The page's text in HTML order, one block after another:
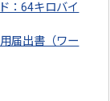
：64キロバイ
届出書（ワー